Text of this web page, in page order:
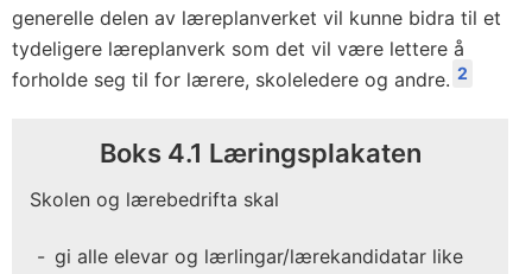
generelle delen av læreplanverket vil kunne bidra til et
tydeligere læreplanverk som det vil være lettere å
forholde seg til for lærere, skoleledere og andre. 2
Boks 4.1 Læringsplakaten
Skolen og lærebedrifta skal
gi alle elevar og lærlingar/lærekandidatar like